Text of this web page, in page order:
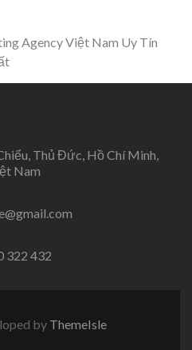
Agency Việt Nam Uy Tín
Thủ Đức, Hồ Chí Minh,
Nam
322 432
by ThemeIsle